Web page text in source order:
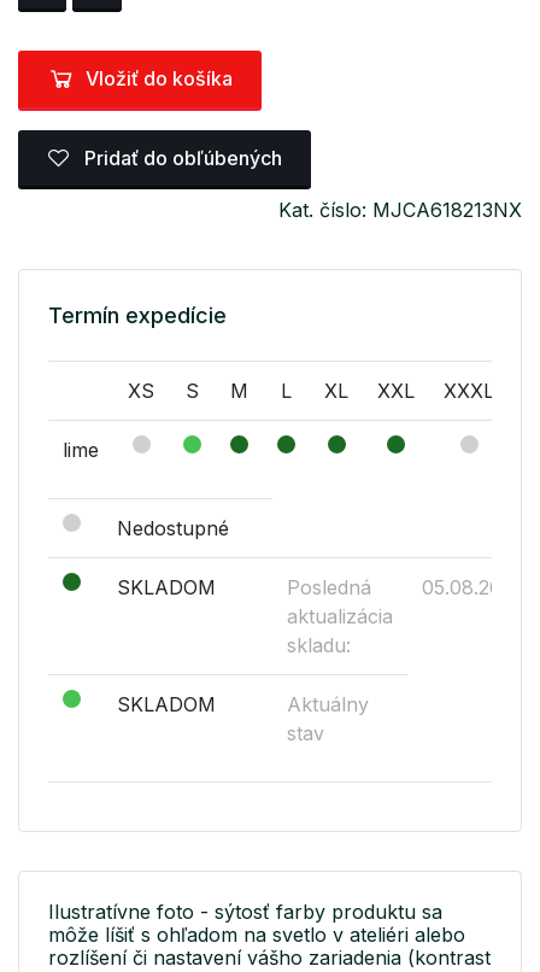
Vložiť do košíka
Pridať do obľúbených
Kat. číslo: MJCA618213NX
Termín expedície
XS S M L XL XXL XXXL
lime
Nedostupné
SKLADOM
Posledná
aktualizácia
skladu:
05.08.2026
SKLADOM
Aktuálny
stav
Ilustratívne foto - sýtosť farby produktu sa
môže líšiť s ohľadom na svetlo v ateliéri alebo
rozlíšení či nastavení vášho zariadenia (kontrast